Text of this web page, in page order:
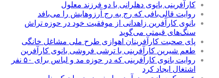
کارآفرینی بانوی دهلرانی با دو فرزند معلول
روایت قالی‌بافی که رج به رج آرزوهایش را می‌بافد
بانوی کارآفرین زاهدانی از موفقیت خود در حوزه تراش
سنگ‌های قیمتی می‌گوید
پای صحبت کارآفرینان اهوازی طرح ملی مشاغل خانگی
طعم شیرین کارآفرینی با ترشی فروشی بانوی کارآفرین
روایت بانوی کارآفرینی که در حوزه مد و لباس برای ۵۰ نفر
اشتغال ایجاد کرد